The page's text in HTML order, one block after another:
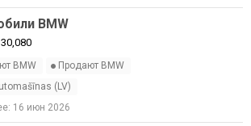
BMW
30,080
BMW
Продают BMW
(LV)
16 июн 2026